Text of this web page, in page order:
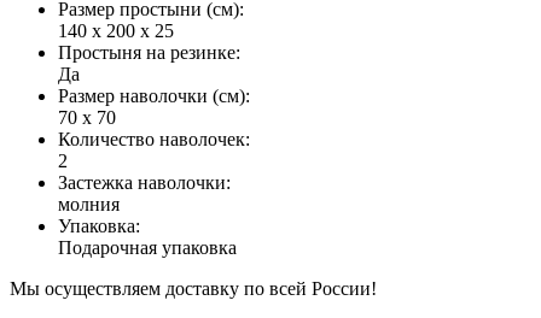
Размер простыни (см):
140 х 200 х 25
Простыня на резинке:
Да
Размер наволочки (см):
70 х 70
Количество наволочек:
2
Застежка наволочки:
молния
Упаковка:
Подарочная упаковка
Мы осуществляем доставку по всей России!